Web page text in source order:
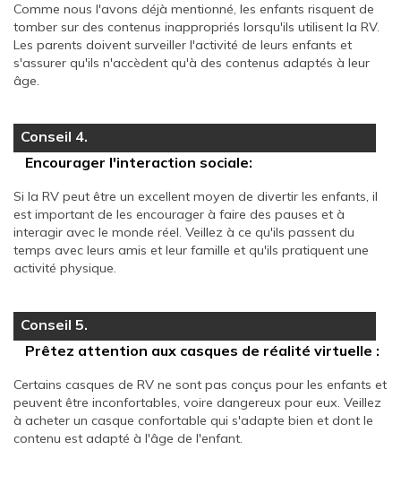
Comme nous l'avons déjà mentionné, les enfants risquent de
tomber sur des contenus inappropriés lorsqu'ils utilisent la RV.
Les parents doivent surveiller l'activité de leurs enfants et
s'assurer qu'ils n'accèdent qu'à des contenus adaptés à leur
âge.
Conseil 4.
Encourager l'interaction sociale:
Si la RV peut être un excellent moyen de divertir les enfants, il
est important de les encourager à faire des pauses et à
interagir avec le monde réel. Veillez à ce qu'ils passent du
temps avec leurs amis et leur famille et qu'ils pratiquent une
activité physique.
Conseil 5.
Prêtez attention aux casques de réalité virtuelle :
Certains casques de RV ne sont pas conçus pour les enfants et
peuvent être inconfortables, voire dangereux pour eux. Veillez
à acheter un casque confortable qui s'adapte bien et dont le
contenu est adapté à l'âge de l'enfant.